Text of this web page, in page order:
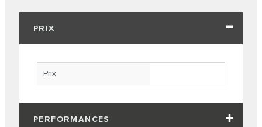
PRIX
Prix
PERFORMANCES